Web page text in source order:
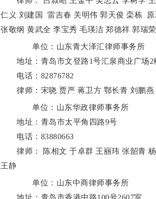
仁义 刘建国 雷吉春 关明伟 郭天俊 栾栋
张敬纲 黄武全 李宝秀 毛瑛洁 郑德祥 郭瑞
单位：山东青大泽汇律师事务所
地址：青岛市文登路1号汇泉商业广场2
电话：82876782
律师：宋哓 贾严 蒋卫方 鄂长青 刘鹏燕
单位：山东华政律师事务所
地址：青岛市太平角四路9号
电话：83880663
律师： 陈相文 于卓群 王丽玮 张韶青 杨
王静
单位：山东中商律师事务所
地址：青岛市香港中路100号2607室